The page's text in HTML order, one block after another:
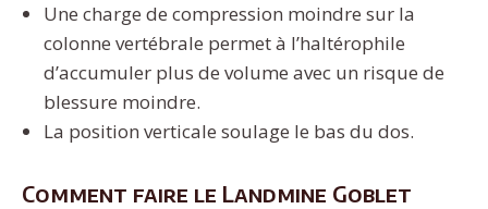
Une charge de compression moindre sur la
colonne vertébrale permet à l’haltérophile
d’accumuler plus de volume avec un risque de
blessure moindre.
La position verticale soulage le bas du dos.
Comment faire le Landmine Goblet